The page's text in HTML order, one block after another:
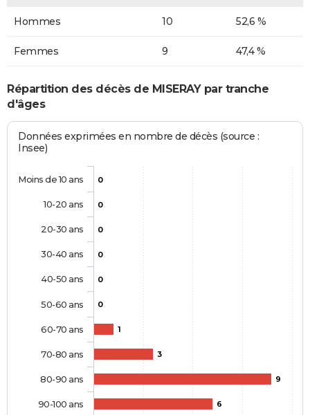
Hommes 10 52,6 %
Femmes 9 47,4 %
Répartition des décès de MISERAY par tranche
d'âges
Données exprimées en nombre de décès (source :
Insee)
0
0
0
0
0
0
1
3
9
6
Moins de 10 ans
10-20 ans
20-30 ans
30-40 ans
40-50 ans
50-60 ans
60-70 ans
70-80 ans
80-90 ans
90-100 ans